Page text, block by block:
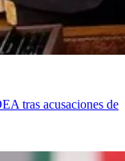
tras acusaciones de